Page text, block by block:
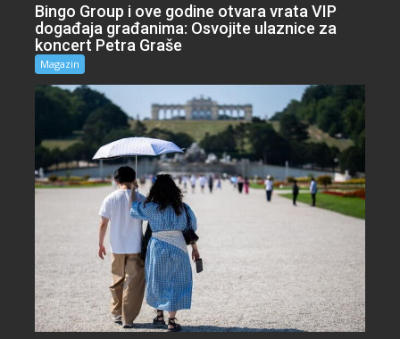
Bingo Group i ove godine otvara vrata VIP
događaja građanima: Osvojite ulaznice za
koncert Petra Graše
Magazin